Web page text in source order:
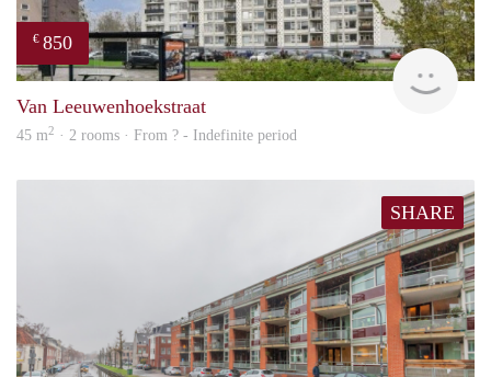
€ 850
rent
Van Leeuwenhoekstraat
45 m2 · 2 rooms · From ? - Indefinite period
SHARE